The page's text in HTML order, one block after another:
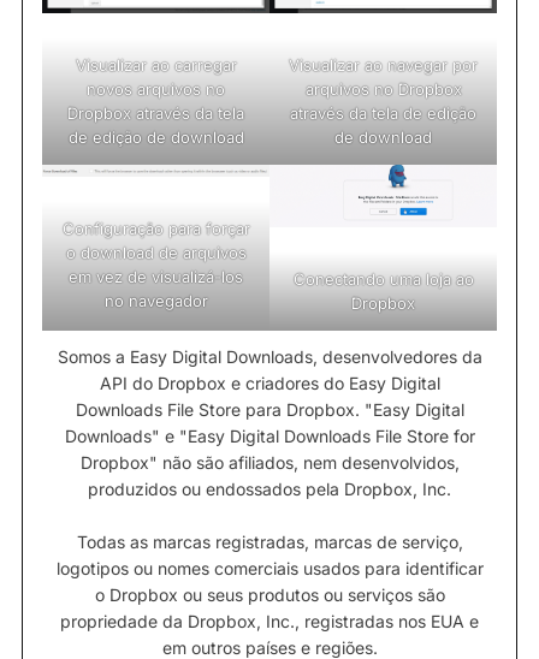
Visualizar ao carregar
novos arquivos no
Dropbox através da tela
de edição de download
Visualizar ao navegar por
arquivos no Dropbox
através da tela de edição
de download
Configuração para forçar
o download de arquivos
em vez de visualizá-los
no navegador
Conectando uma loja ao
Dropbox
Somos a Easy Digital Downloads, desenvolvedores da
API do Dropbox e criadores do Easy Digital
Downloads File Store para Dropbox. "Easy Digital
Downloads" e "Easy Digital Downloads File Store for
Dropbox" não são afiliados, nem desenvolvidos,
produzidos ou endossados pela Dropbox, Inc.
Todas as marcas registradas, marcas de serviço,
logotipos ou nomes comerciais usados para identificar
o Dropbox ou seus produtos ou serviços são
propriedade da Dropbox, Inc., registradas nos EUA e
em outros países e regiões.